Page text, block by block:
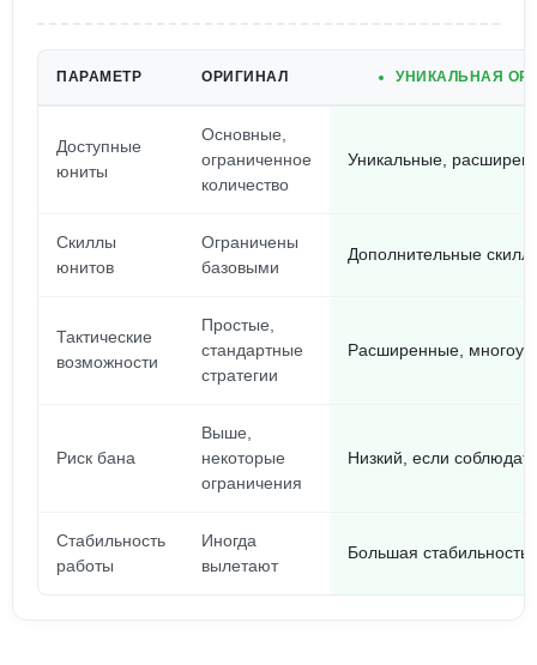
ПАРАМЕТР ОРИГИНАЛ УНИКАЛЬНАЯ
Доступные
юниты
Основные,
ограниченное
количество
Уникальные,
Скиллы
юнитов
Ограничены
базовыми
Дополнительные
Тактические
возможности
Простые,
стандартные
стратегии
Расширенные,
Риск бана
Выше,
некоторые
ограничения
Низкий, если
Стабильность
работы
Иногда
вылетают
Большая